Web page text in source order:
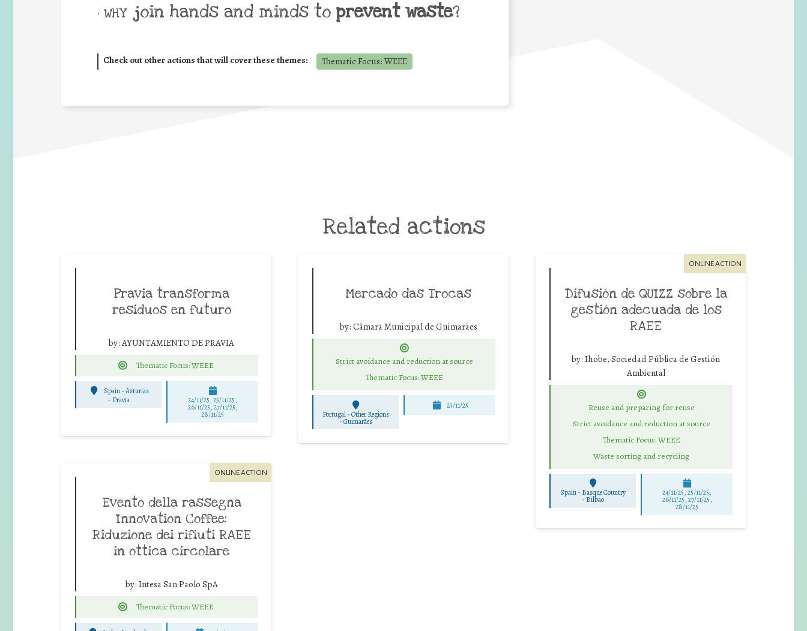
• WHY join hands and minds to prevent waste?
Check out other actions that will cover these themes: Thematic Focus: WEEE
Related actions
Pravia transforma
residuos en futuro
by:AYUNTAMIENTO DE PRAVIA
Thematic Focus: WEEE
Spain - Asturias
- Pravia 24/11/25,25/11/25,
26/11/25,27/11/25,
28/11/25
Mercado das Trocas
by: Câmara Municipal de Guimarães
Strict avoidance and reduction at source
Thematic Focus: WEEE
Portugal - Other Regions
-Guimarães
23/11/25
ONLINE ACTION
Difusión de QUIZZ sobre la
gestión adecuada de los
RAEE
by: Ihobe, Sociedad Pública de Gestión
Ambiental
Reuse and preparing for reuse
Strict avoidance and reduction at source
Thematic Focus: WEEE
Waste sorting and recycling
Spain - Basque Country
- Bilbao
24/11/25,25/11/25,
26/11/25,27/11/25,
28/11/25
ONLINE ACTION
Evento della rassegna
Innovation Coffee:
Riduzione dei rifiuti RAEE
in ottica circolare
by: Intesa San Paolo SpA
Thematic Focus: WEEE